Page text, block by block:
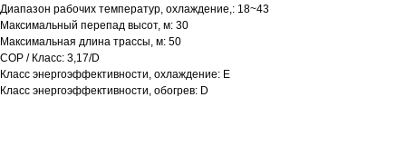
Диапазон рабочих температур, охлаждение,: 18~43
Максимальный перепад высот, м: 30
Максимальная длина трассы, м: 50
COP / Класс: 3,17/D
Класс энергоэффективности, охлаждение: E
Класс энергоэффективности, обогрев: D